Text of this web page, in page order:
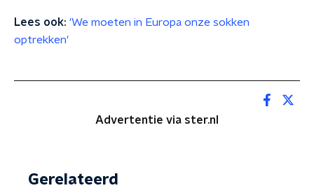
Lees ook: 'We moeten in Europa onze sokken
optrekken'
Advertentie via ster.nl
Gerelateerd